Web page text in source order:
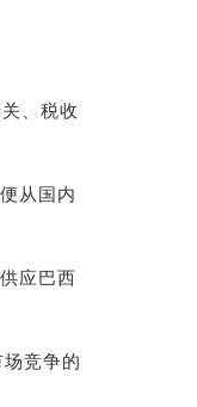
、税收
从国内
应巴西
竞争的